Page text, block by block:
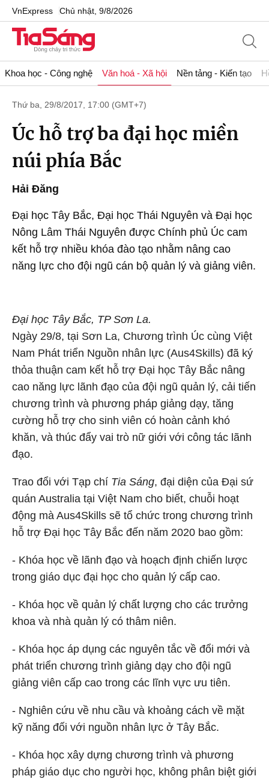
VnExpress Chủ nhật, 9/8/2026
Khoa học - Công nghệ Văn hoá - Xã hội Nền tảng - Kiến tạo
Thứ ba, 29/8/2017, 17:00 (GMT+7)
Úc hỗ trợ ba đại học miền
núi phía Bắc
Hải Đăng
Đại học Tây Bắc, Đại học Thái Nguyên và Đại học
Nông Lâm Thái Nguyên được Chính phủ Úc cam
kết hỗ trợ nhiều khóa đào tạo nhằm nâng cao
năng lực cho đội ngũ cán bộ quản lý và giảng viên.
Đại học Tây Bắc, TP Sơn La.
Ngày 29/8, tại Sơn La, Chương trình Úc cùng Việt
Nam Phát triển Nguồn nhân lực (Aus4Skills) đã ký
thỏa thuận cam kết hỗ trợ Đại học Tây Bắc nâng
cao năng lực lãnh đạo của đội ngũ quản lý, cải tiến
chương trình và phương pháp giảng dạy, tăng
cường hỗ trợ cho sinh viên có hoàn cảnh khó
khăn, và thúc đẩy vai trò nữ giới với công tác lãnh
đạo.
Trao đổi với Tạp chí Tia Sáng, đại diện của Đại sứ
quán Australia tại Việt Nam cho biết, chuỗi hoạt
động mà Aus4Skills sẽ tổ chức trong chương trình
hỗ trợ Đại học Tây Bắc đến năm 2020 bao gồm:
- Khóa học về lãnh đạo và hoạch định chiến lược
trong giáo dục đại học cho quản lý cấp cao.
- Khóa học về quản lý chất lượng cho các trưởng
khoa và nhà quản lý có thâm niên.
- Khóa học áp dụng các nguyên tắc về đổi mới và
phát triển chương trình giảng dạy cho đội ngũ
giảng viên cấp cao trong các lĩnh vực ưu tiên.
- Nghiên cứu về nhu cầu và khoảng cách về mặt
kỹ năng đối với nguồn nhân lực ở Tây Bắc.
- Khóa học xây dựng chương trình và phương
pháp giáo dục cho người học, không phân biệt giới